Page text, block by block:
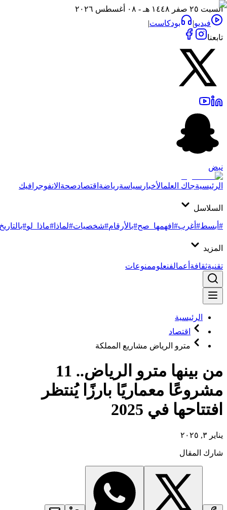
السبت ٢٥ صفر ١٤٤٨ هـ - ٠٨ أغسطس ٢٠٢٦
فيديو| بودكاست|
تابعنا
نبض
الرئيسيةجاك العلمالأخبار سياسةرياضةاقتصادصحةالانفوجرافيك
السلاسل
#أبسط#أغرب#افهمها_صح#بالأرقام#شخصيات#لماذا #ماذا_لو#بالتاريخ
المزيد
تقنيةثقافةأعمالفنعلوممنوعات
الرئيسية
اقتصاد
مترو الرياض مشاريع المملكة
من بينها مترو الرياض.. 11
مشروعًا معماريًا بارزًا يُنتظر
افتتاحها في 2025
يناير ٣, ٢٠٢٥
شارك المقال